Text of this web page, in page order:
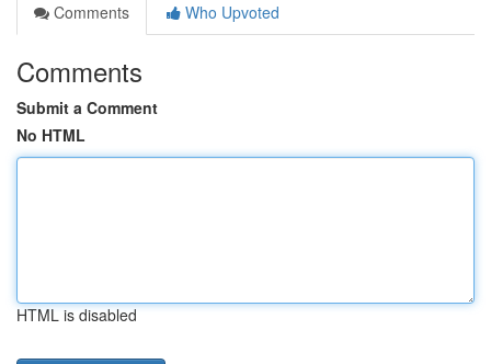
Comments
Who Upvoted
Comments
Submit a Comment
No HTML
HTML is disabled